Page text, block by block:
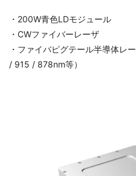
・200W青色LDモジュール
・CWファイバーレーザ
・ファイバピグテール半導体レ
/ 915 / 878nm等）